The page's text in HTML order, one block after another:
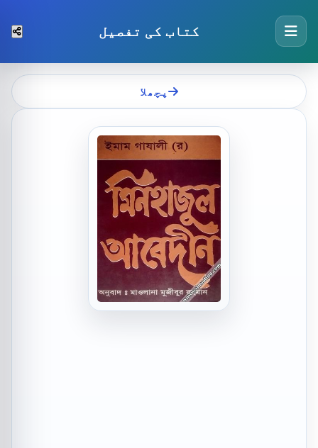
کتاب کی تفصیل
پچھلا